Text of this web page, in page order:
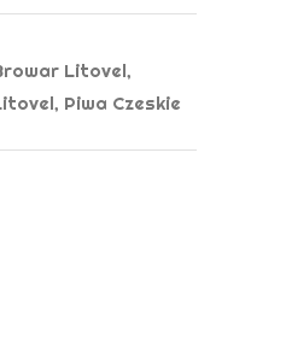
Litovel,
, Piwa Czeskie